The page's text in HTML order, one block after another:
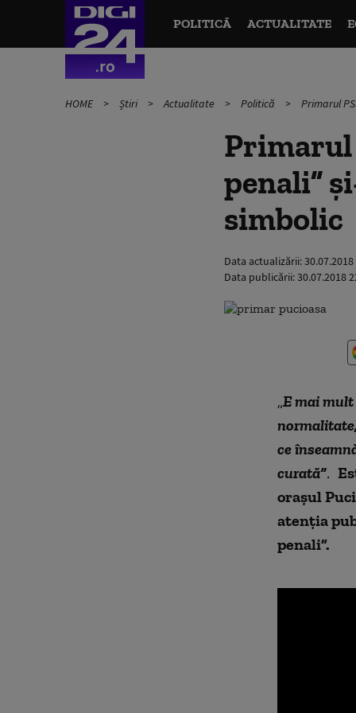
POLITICĂ ACTUALITATE
HOME Știri Actualitate Politică Primarul
Primarul
penali”
simbolic
Data actualizării:
Data publicării:30.07.2018
„E mai mult
ce
curată”.
orașul
atenția
penali”.